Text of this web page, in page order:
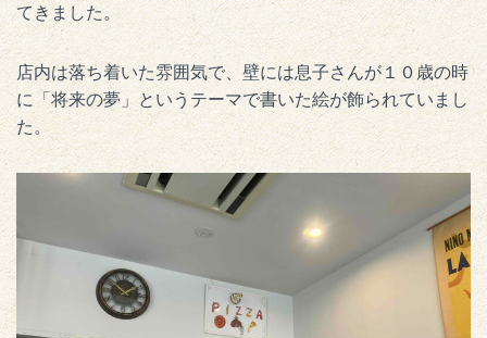
てきました。
店内は落ち着いた雰囲気で、壁には息子さんが１０歳の時
に「将来の夢」というテーマで書いた絵が飾られていまし
た。